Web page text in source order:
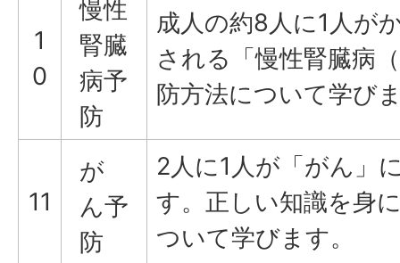
1
0
慢性
腎臓
病予
防
成人の約8人に1人が
される「慢性腎臓病
防方法について学び
11
が
ん予
防
2人に1人が「がん」
す。正しい知識を身
ついて学びます。